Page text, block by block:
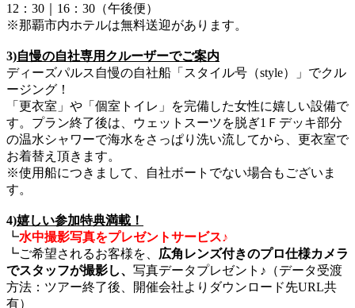
12：30｜16：30（午後便）
※那覇市内ホテルは無料送迎があります。
3)自慢の自社専用クルーザーでご案内
ディーズパルス自慢の自社船「スタイル号（style）」でクル
ージング！
「更衣室」や「個室トイレ」を完備した女性に嬉しい設備で
す。プラン終了後は、ウェットスーツを脱ぎ1Ｆデッキ部分
の温水シャワーで海水をさっぱり洗い流してから、更衣室で
お着替え頂きます。
※使用船につきまして、自社ボートでない場合もございま
す。
4)嬉しい参加特典満載！
┗水中撮影写真をプレゼントサービス♪
┗ご希望されるお客様を、 広角レンズ付きのプロ仕様カメラ
でスタッフが撮影し、 写真データプレゼント♪（データ受渡
方法：ツアー終了後、開催会社よりダウンロード先URL共
有）